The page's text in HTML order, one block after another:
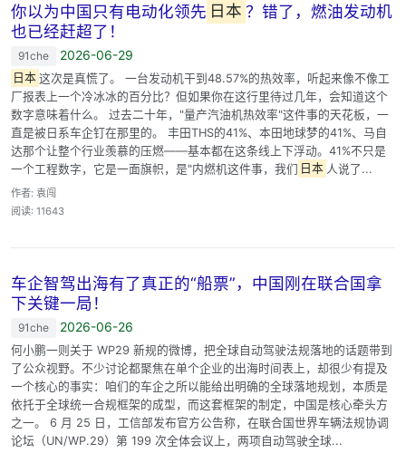
你以为中国只有电动化领先 日本 ？错了，燃油发动机
也已经赶超了！
91che 2026-06-29
日本 这次是真慌了。 一台发动机干到48.57%的热效率，听起来像不像工
厂报表上一个冷冰冰的百分比？但如果你在这行里待过几年，会知道这个
数字意味着什么。 过去二十年，"量产汽油机热效率"这件事的天花板，一
直是被日系车企钉在那里的。 丰田THS的41%、本田地球梦的41%、马自
达那个让整个行业羡慕的压燃——基本都在这条线上下浮动。41%不只是
一个工程数字，它是一面旗帜，是"内燃机这件事，我们 日本 人说了...
作者: 袁闯
阅读: 11643
车企智驾出海有了真正的“船票”，中国刚在联合国拿
下关键一局！
91che 2026-06-26
何小鹏一则关于 WP29 新规的微博，把全球自动驾驶法规落地的话题带到
了公众视野。不少讨论都聚焦在单个企业的出海时间表上，却很少有提及
一个核心的事实：咱们的车企之所以能给出明确的全球落地规划，本质是
依托于全球统一合规框架的成型，而这套框架的制定，中国是核心牵头方
之一。 6 月 25 日，工信部发布官方公告称，在联合国世界车辆法规协调
论坛（UN/WP.29）第 199 次全体会议上，两项自动驾驶全球...